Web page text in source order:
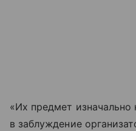
«Их предмет изначально
в заблуждение